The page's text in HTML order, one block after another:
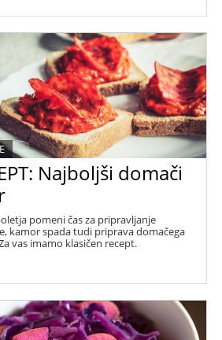
Najboljši domači
pomeni čas za pripravljanje
kamor spada tudi priprava domačega
vas imamo klasičen recept.